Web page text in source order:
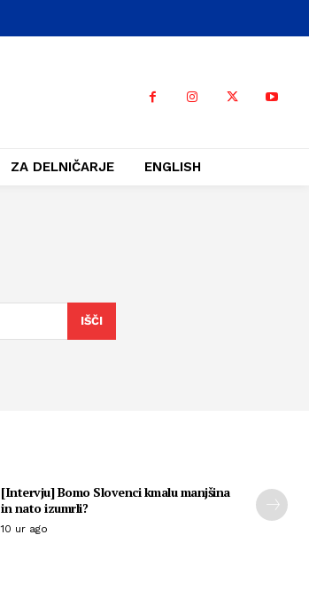
ZA DELNIČARJE ENGLISH
IŠČI
[Intervju] Bomo Slovenci kmalu manjšina
in nato izumrli?
10 ur ago